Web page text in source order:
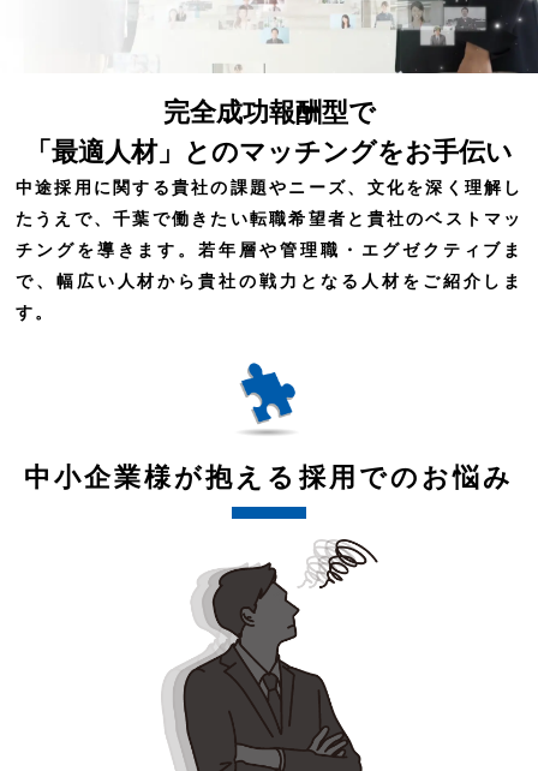
完全成功報酬型で
「最適人材」とのマッチングをお手伝い
中途採用に関する貴社の課題やニーズ、文化を深く理解し
たうえで、千葉で働きたい転職希望者と貴社のベストマッ
チングを導きます。若年層や管理職・エグゼクティブま
で、幅広い人材から貴社の戦力となる人材をご紹介しま
す。
中小企業様が抱える採用でのお悩み